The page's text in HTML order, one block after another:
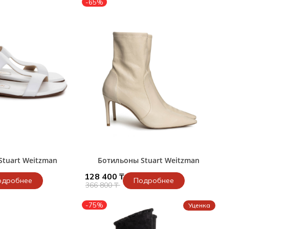
Weitzman
-65%
Ботильоны Stuart Weitzman
128 400 ₸
366 800 ₸ Подробнее
-75% Уценка